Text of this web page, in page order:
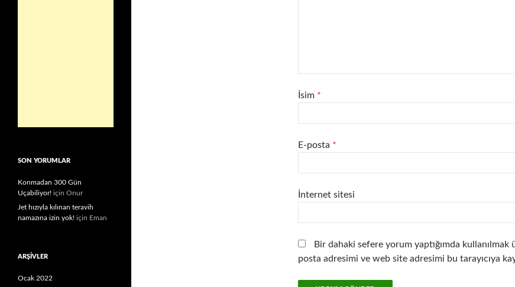
İsim *
E-posta *
İnternet sitesi
Bir dahaki sefere yorum yaptığımda kullanılmak
posta adresimi ve web site adresimi bu tarayıcıya
SON YORUMLAR
Konmadan 300 Gün
Uçabiliyor! için Onur
Jet hızıyla kılınan teravih
namazına izin yok! için Eman
ARŞIVLER
Ocak 2022